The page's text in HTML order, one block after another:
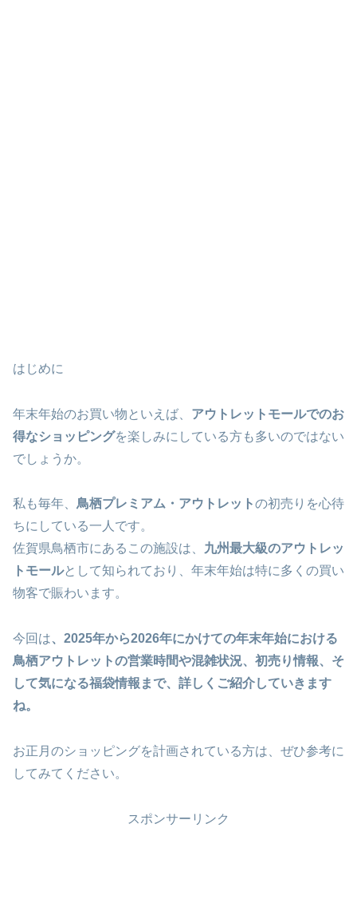
はじめに
年末年始のお買い物といえば、 アウトレットモールでのお
得なショッピングを楽しみにしている方も多いのではない
でしょうか。
私も毎年、 鳥栖プレミアム・アウトレットの初売りを心待
ちにしている一人です。
佐賀県鳥栖市にあるこの施設は、 九州最大級のアウトレッ
トモールとして知られており、年末年始は特に多くの買い
物客で賑わいます。
今回は、2025年から2026年にかけての年末年始における
鳥栖アウトレットの営業時間や混雑状況、初売り情報、そ
して気になる福袋情報まで、詳しくご紹介していきます
ね。
お正月のショッピングを計画されている方は、ぜひ参考に
してみてください。
スポンサーリンク